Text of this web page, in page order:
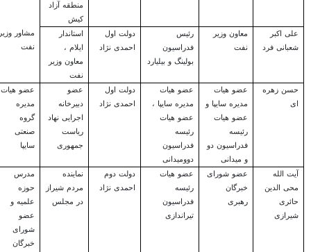
منطقه آزاد
کیش
علی اکبر
شعبانی فرد
معاون وزیر
نفت
رئیس
فدراسیون
بولینگ و بیلیارد
دولت اول
احمدی نژاد
استاندار
ایلام ،
معاون وزیر
نفت
مشاور
نفت
حسن زهره
ای
عضو هیات
مدیره سایپا و
عضو هیات
رئیسه
فدراسیون دو
و میدانی
عضو هیات
مدیره سایپا ،
عضو هیات
رئیسه
فدراسیون
دوومیدانی
دولت اول
احمدی نژاد
عضو
دبیرخانه
اجرایی نهاد
ریاست
جمهوری
عضو هیات
مدیره
گروه
صنعتی
سایپا
آیت الله
محی الدین
حائری
شیرازی
عضو شورای
خبرگان
رهبری
عضو هیات
رئیسه
فدراسیون
تیراندازی
دولت دوم
احمدی نژاد
نماینده
مردم شیراز
در مجلس
مدرس
حوزه
علمیه و
عضو
شورای
خبرگان